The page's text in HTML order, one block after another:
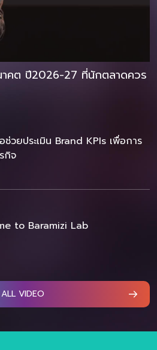
าคต ปี2026-27 ที่นักตลาดควร
ช่วยประเมิน Brand KPIs เพื่อการ
กิจ
to Baramizi Lab
ALL VIDEO